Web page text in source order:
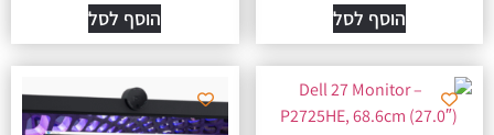
הוסף לסל הוסף לסל